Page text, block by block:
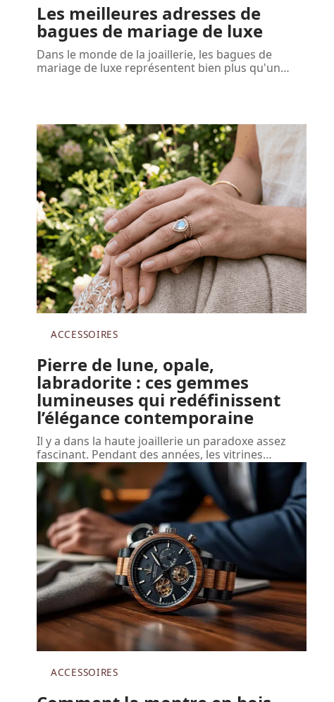
Les meilleures adresses de
bagues de mariage de luxe
Dans le monde de la joaillerie, les bagues de
mariage de luxe représentent bien plus qu'un…
ACCESSOIRES
Pierre de lune, opale,
labradorite : ces gemmes
lumineuses qui redéfinissent
l’élégance contemporaine
Il y a dans la haute joaillerie un paradoxe assez
fascinant. Pendant des années, les vitrines…
ACCESSOIRES